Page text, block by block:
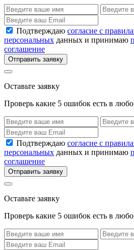
Подтверждаю согласие с
персональных данных и принимаю
соглашение
Отправить заявку
Оставьте заявку
Проверь какие 5 ошибок есть в
Подтверждаю согласие с
персональных данных и принимаю
соглашение
Отправить заявку
Оставьте заявку
Проверь какие 5 ошибок есть в